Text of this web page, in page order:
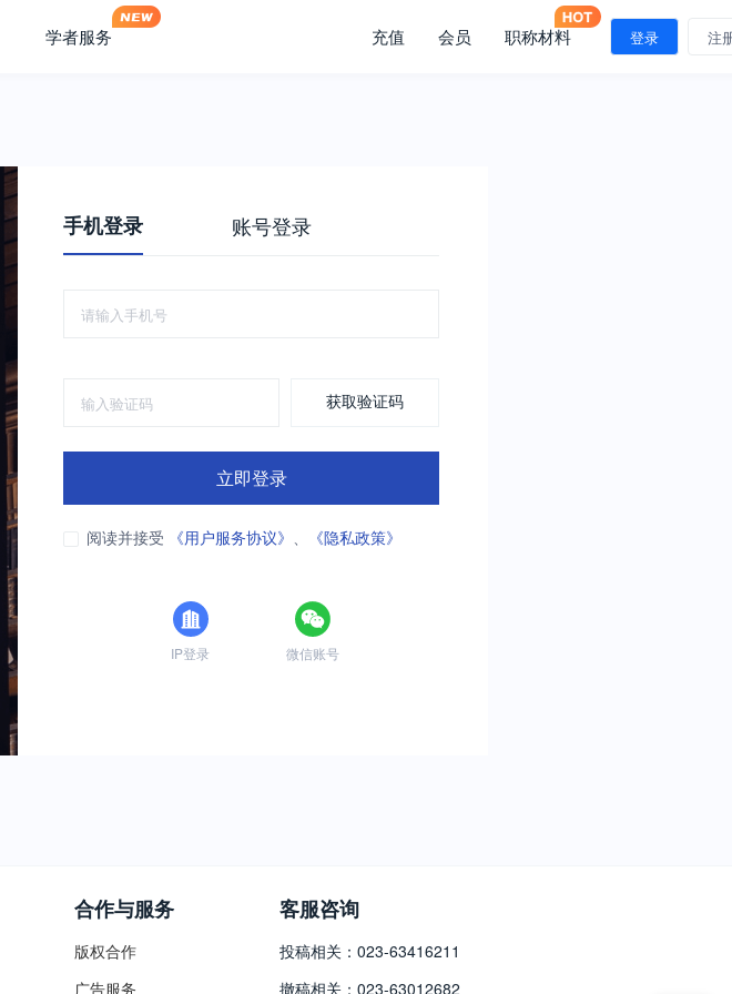
学者服务 充值 会员 职称材料 登录 注
手机登录 账号登录
获取验证码
立即登录
阅读并接受 《用户服务协议》 、 《隐私政策》
IP登录 微信账号
合作与服务
版权合作
广告服务
客服咨询
投稿相关：023-63416211
撤稿相关：023-63012682